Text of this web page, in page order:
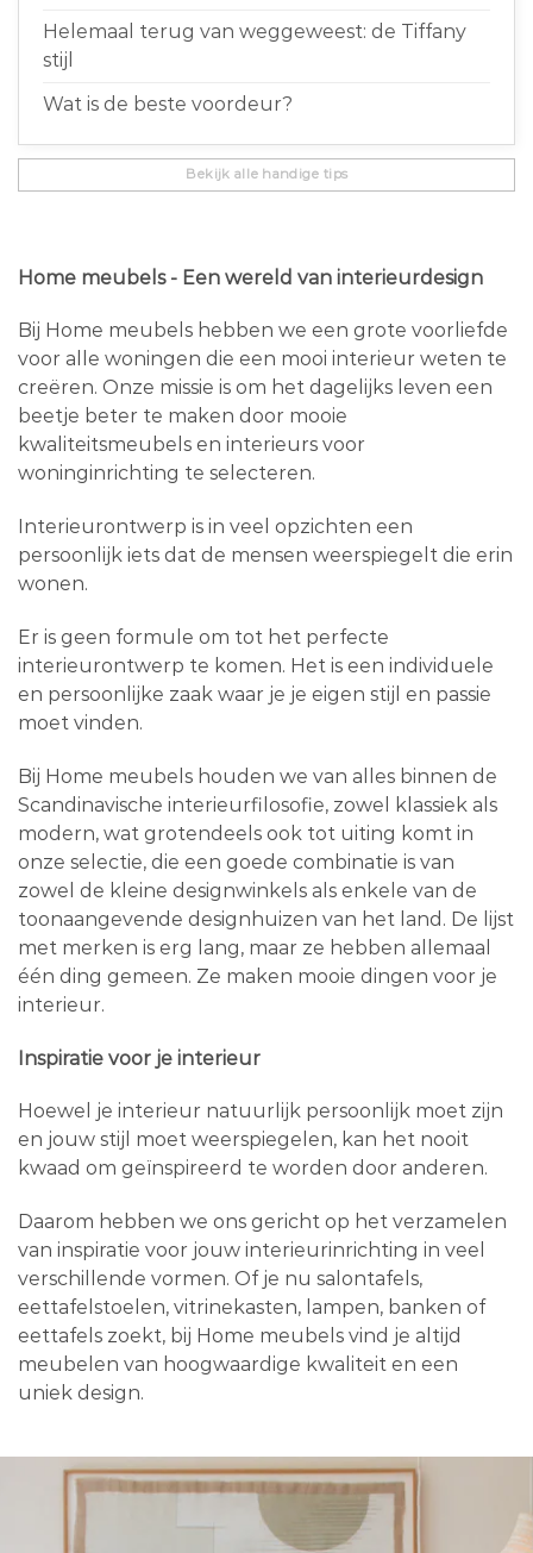
Helemaal terug van weggeweest: de Tiffany
stijl
Wat is de beste voordeur?
Bekijk alle handige tips
Home meubels - Een wereld van interieurdesign
Bij Home meubels hebben we een grote voorliefde
voor alle woningen die een mooi interieur weten te
creëren. Onze missie is om het dagelijks leven een
beetje beter te maken door mooie
kwaliteitsmeubels en interieurs voor
woninginrichting te selecteren.
Interieurontwerp is in veel opzichten een
persoonlijk iets dat de mensen weerspiegelt die erin
wonen.
Er is geen formule om tot het perfecte
interieurontwerp te komen. Het is een individuele
en persoonlijke zaak waar je je eigen stijl en passie
moet vinden.
Bij Home meubels houden we van alles binnen de
Scandinavische interieurfilosofie, zowel klassiek als
modern, wat grotendeels ook tot uiting komt in
onze selectie, die een goede combinatie is van
zowel de kleine designwinkels als enkele van de
toonaangevende designhuizen van het land. De lijst
met merken is erg lang, maar ze hebben allemaal
één ding gemeen. Ze maken mooie dingen voor je
interieur.
Inspiratie voor je interieur
Hoewel je interieur natuurlijk persoonlijk moet zijn
en jouw stijl moet weerspiegelen, kan het nooit
kwaad om geïnspireerd te worden door anderen.
Daarom hebben we ons gericht op het verzamelen
van inspiratie voor jouw interieurinrichting in veel
verschillende vormen. Of je nu salontafels,
eettafelstoelen, vitrinekasten, lampen, banken of
eettafels zoekt, bij Home meubels vind je altijd
meubelen van hoogwaardige kwaliteit en een
uniek design.